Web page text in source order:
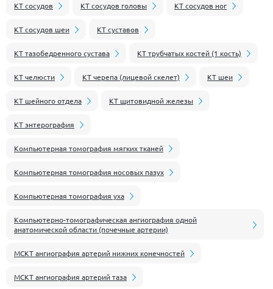
КТ сосудов КТ сосудов головы КТ сосудов ног
КТ сосудов шеи КТ суставов
КТ тазобедренного сустава КТ трубчатых костей (1 кость)
КТ челюсти КТ черепа (лицевой скелет) КТ шеи
КТ шейного отдела КТ щитовидной железы
КТ энтерография
Компьютерная томография мягких тканей
Компьютерная томография носовых пазух
Компьютерная томография уха
Компьютерно-томографическая ангиография одной
анатомической области (почечные артерии)
МСКТ ангиография артерий нижних конечностей
МСКТ ангиография артерий таза